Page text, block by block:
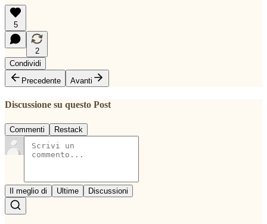
5
2
Condividi
Precedente
Avanti
Discussione su questo Post
Commenti Restack
Il meglio di Ultime Discussioni